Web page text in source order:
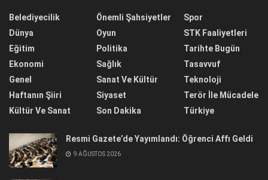
Belediyecilik
Dünya
Eğitim
Ekonomi
Genel
Haftanın Şiiri
Kültür Ve Sanat
Önemli Şahsiyetler
Oyun
Politika
Sağlık
Sanat Ve Kültür
Siyaset
Son Dakika
Spor
STK Faaliyetleri
Tarihte Bugün
Tasavvuf
Teknoloji
Terör İle Mücadele
Türkiye
Resmi Gazete’de Yayımlandı: Öğrenci Affı Geldi
9 AĞUSTOS 2026